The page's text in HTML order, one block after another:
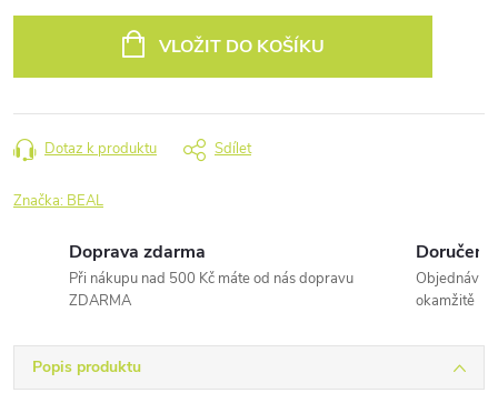
VLOŽIT DO KOŠÍKU
Dotaz k produktu Sdílet
Značka: BEAL
Doprava zdarma
Při nákupu nad 500 Kč máte od nás dopravu
ZDARMA
Doručení
okamžitě
Popis produktu